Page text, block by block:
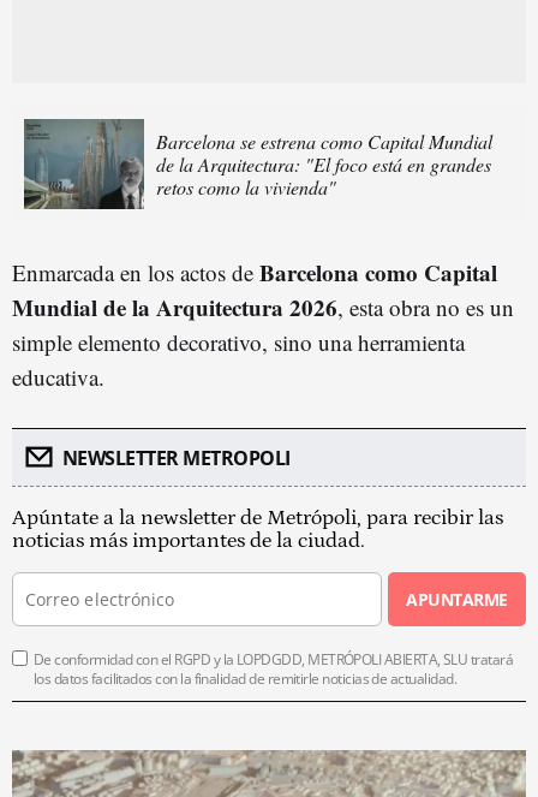
Barcelona se estrena como Capital Mundial
de la Arquitectura: "El foco está en grandes
retos como la vivienda"
Enmarcada en los actos de Barcelona como Capital
Mundial de la Arquitectura 2026, esta obra no es un
simple elemento decorativo, sino una herramienta
educativa.
NEWSLETTER METROPOLI
Apúntate a la newsletter de Metrópoli, para recibir las
noticias más importantes de la ciudad.
APUNTARME
De conformidad con el RGPD y la LOPDGDD, METRÓPOLI ABIERTA, SLU tratará
los datos facilitados con la finalidad de remitirle noticias de actualidad.